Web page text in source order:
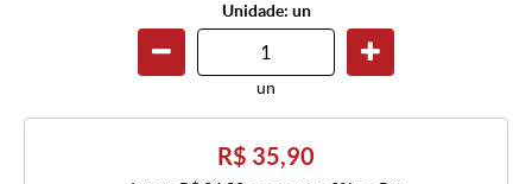
Unidade: un
un
R$ 35,90